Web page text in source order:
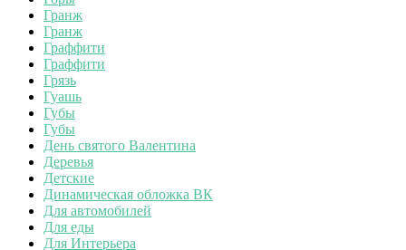
Гранж
Гранж
Граффити
Граффити
Грязь
Гуашь
Губы
Губы
День святого Валентина
Деревья
Детские
Динамическая обложка ВК
Для автомобилей
Для еды
Для Интерьера